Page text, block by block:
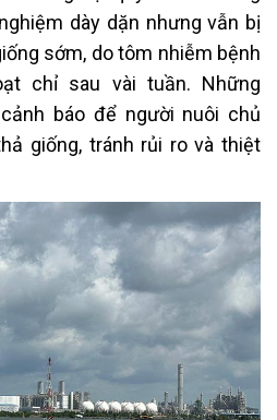
dày dặn nhưng vẫn bị
sớm, do tôm nhiễm bệnh
chỉ sau vài tuần. Những
báo để người nuôi chủ
giống, tránh rủi ro và thiệt